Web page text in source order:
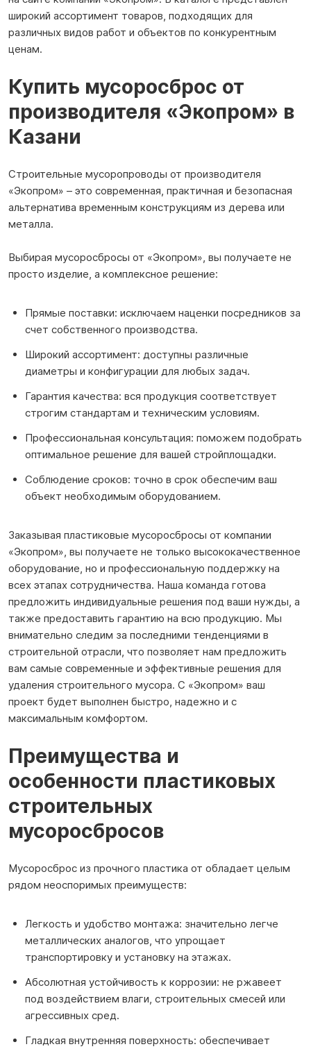
широкий ассортимент товаров, подходящих для
различных видов работ и объектов по конкурентным
ценам.
Купить мусоросброс от
производителя «Экопром» в
Казани
Строительные мусоропроводы от производителя
«Экопром» – это современная, практичная и безопасная
альтернатива временным конструкциям из дерева или
металла.
Выбирая мусоросбросы от «Экопром», вы получаете не
просто изделие, а комплексное решение:
Прямые поставки: исключаем наценки посредников за
счет собственного производства.
Широкий ассортимент: доступны различные
диаметры и конфигурации для любых задач.
Гарантия качества: вся продукция соответствует
строгим стандартам и техническим условиям.
Профессиональная консультация: поможем подобрать
оптимальное решение для вашей стройплощадки.
Соблюдение сроков: точно в срок обеспечим ваш
объект необходимым оборудованием.
Заказывая пластиковые мусоросбросы от компании
«Экопром», вы получаете не только высококачественное
оборудование, но и профессиональную поддержку на
всех этапах сотрудничества. Наша команда готова
предложить индивидуальные решения под ваши нужды, а
также предоставить гарантию на всю продукцию. Мы
внимательно следим за последними тенденциями в
строительной отрасли, что позволяет нам предложить
вам самые современные и эффективные решения для
удаления строительного мусора. С «Экопром» ваш
проект будет выполнен быстро, надежно и с
максимальным комфортом.
Преимущества и
особенности пластиковых
строительных
мусоросбросов
Мусоросброс из прочного пластика от обладает целым
рядом неоспоримых преимуществ:
Легкость и удобство монтажа: значительно легче
металлических аналогов, что упрощает
транспортировку и установку на этажах.
Абсолютная устойчивость к коррозии: не ржавеет
под воздействием влаги, строительных смесей или
агрессивных сред.
Гладкая внутренняя поверхность: обеспечивает